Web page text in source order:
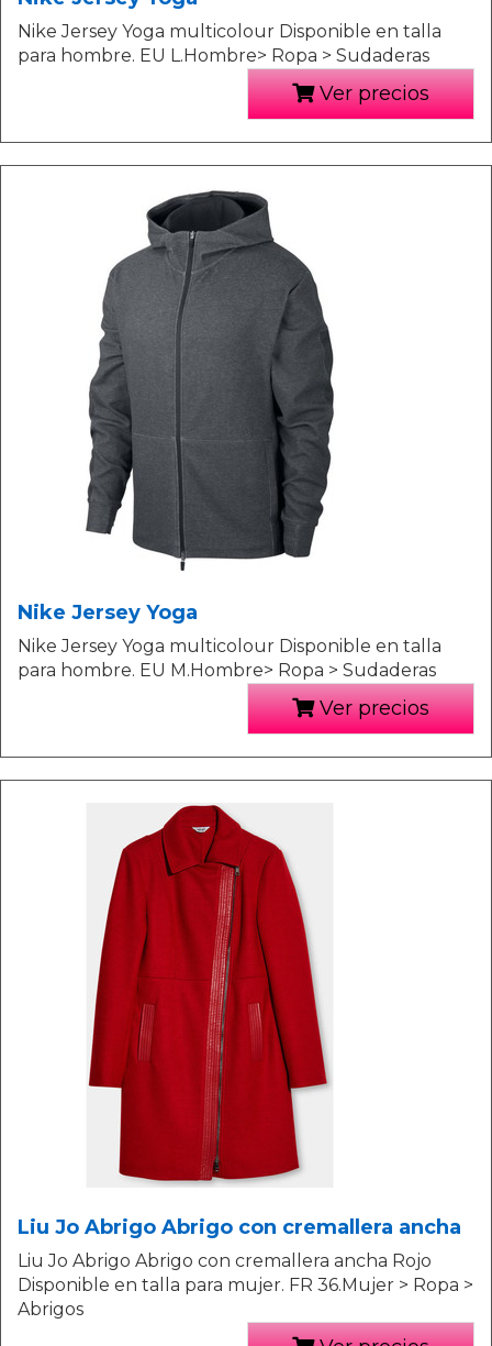
Nike Jersey Yoga multicolour Disponible en talla
para hombre. EU L.Hombre> Ropa > Sudaderas
Ver precios
Nike Jersey Yoga
Nike Jersey Yoga multicolour Disponible en talla
para hombre. EU M.Hombre> Ropa > Sudaderas
Ver precios
Liu Jo Abrigo Abrigo con cremallera ancha
Liu Jo Abrigo Abrigo con cremallera ancha Rojo
Disponible en talla para mujer. FR 36.Mujer > Ropa >
Abrigos